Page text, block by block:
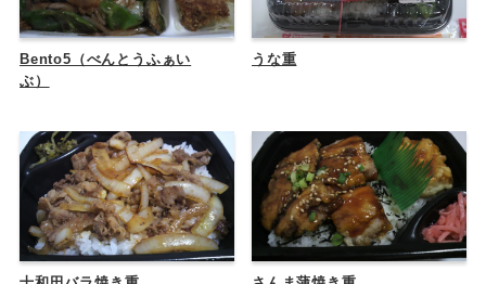
Bento5（べんとうふぁい
ぶ）
うな重